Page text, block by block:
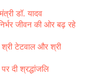
डॉ. यादव
जीवन की ओर बढ़ रहे
टेटवाल और श्री
दी श्रद्धांजलि